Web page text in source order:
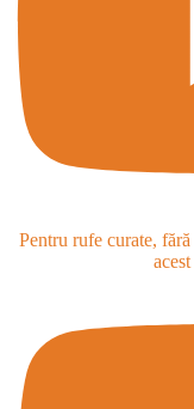
Pentru rufe curate,